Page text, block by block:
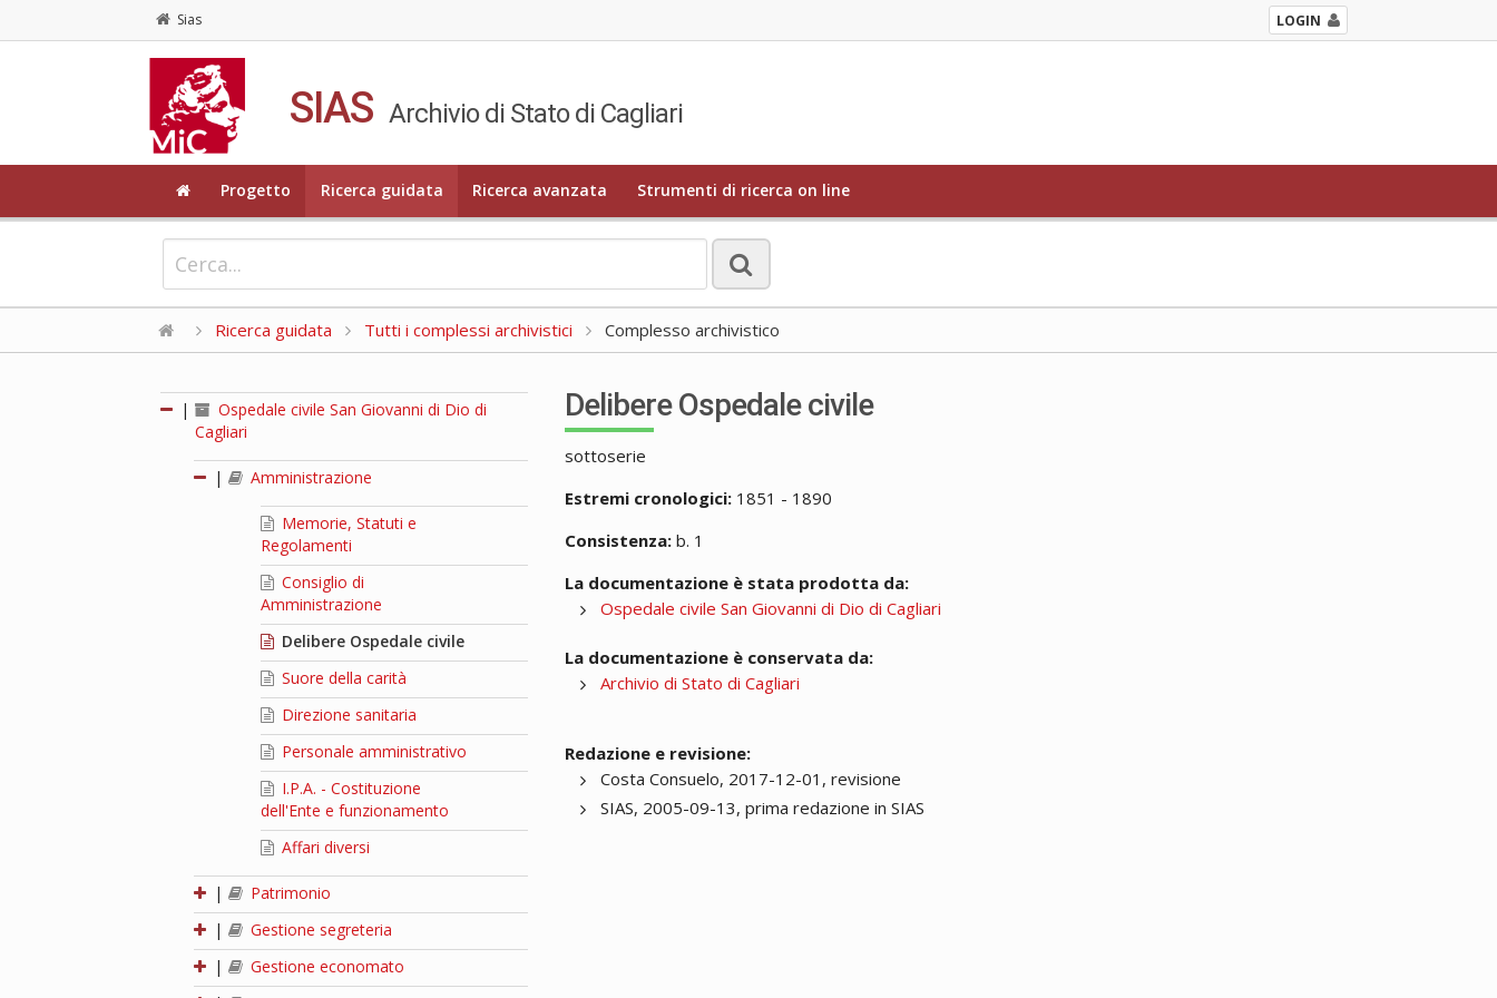
Sias LOGIN
SIAS Archivio di Stato di Cagliari
Progetto Ricerca guidata Ricerca avanzata Strumenti di ricerca on line
Ricerca guidata Tutti i complessi archivistici Complesso archivistico
|
Ospedale civile San Giovanni di Dio di
Cagliari
| Amministrazione
Memorie, Statuti e
Regolamenti
Consiglio di
Amministrazione
Delibere Ospedale civile
Suore della carità
Direzione sanitaria
Personale amministrativo
I.P.A. - Costituzione
dell'Ente e funzionamento
Affari diversi
|
Patrimonio
|
Gestione segreteria
|
Gestione economato
Delibere Ospedale civile
sottoserie
Estremi cronologici: 1851 - 1890
Consistenza: b. 1
La documentazione è stata prodotta da:
Ospedale civile San Giovanni di Dio di Cagliari
La documentazione è conservata da:
Archivio di Stato di Cagliari
Redazione e revisione:
Costa Consuelo, 2017-12-01, revisione
SIAS, 2005-09-13, prima redazione in SIAS